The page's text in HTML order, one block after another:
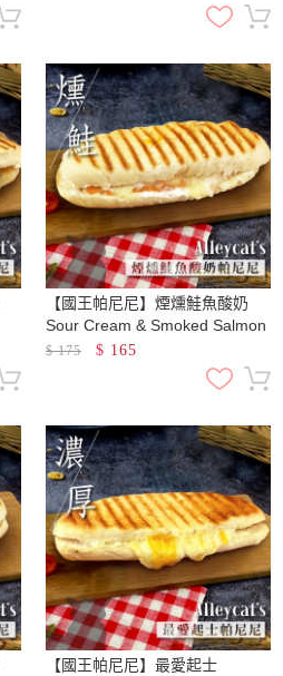
【國王帕尼尼】煙燻鮭魚酸奶
Sour Cream & Smoked Salmon
$175 $ 165
【國王帕尼尼】最愛起士